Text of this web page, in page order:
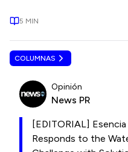
5 MIN
COLUMNAS
Opinión
News PR
[EDITORIAL] Esencia
Responds to the